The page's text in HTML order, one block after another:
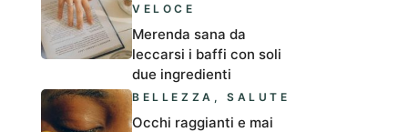
VELOCE
Merenda sana da
leccarsi i baffi con soli
due ingredienti
BELLEZZA ,SALUTE
Occhi raggianti e mai